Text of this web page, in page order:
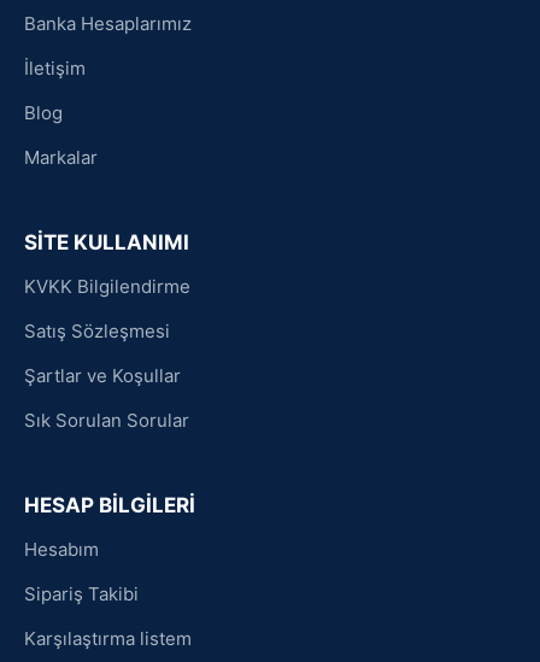
Banka Hesaplarımız
İletişim
Blog
Markalar
SİTE KULLANIMI
KVKK Bilgilendirme
Satış Sözleşmesi
Şartlar ve Koşullar
Sık Sorulan Sorular
HESAP BİLGİLERİ
Hesabım
Sipariş Takibi
Karşılaştırma listem